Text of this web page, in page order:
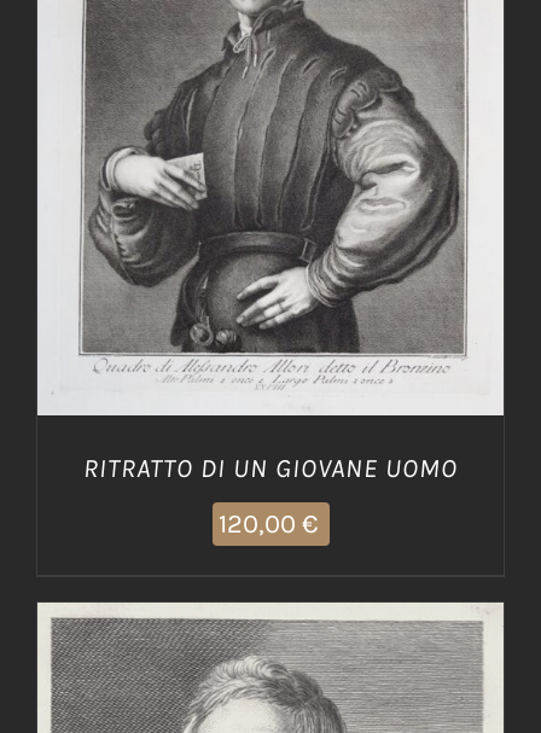
AGGIUNGI AL CARRELLO / DETTAGLI
RITRATTO DI UN GIOVANE UOMO
120,00 €